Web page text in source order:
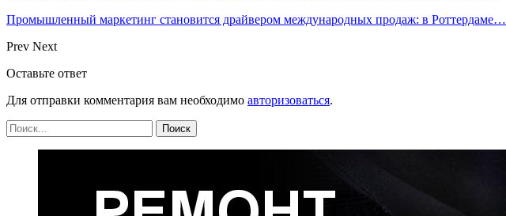
Промышленный маркетинг становится драйвером международных продаж: в Роттердаме…
Prev Next
Оставьте ответ
Для отправки комментария вам необходимо авторизоваться.